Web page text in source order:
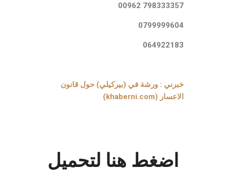
798333357 00962
0799999604
064922183
خبرني : ورشة في (بيركيلي) حول قانون
الاعسار (khaberni.com)
اضغط هنا لتحميل